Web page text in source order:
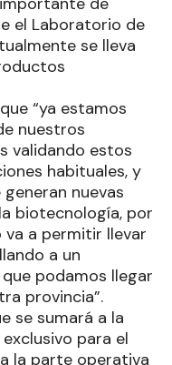
el Laboratorio de
se lleva
“ya estamos
nuestros
validando estos
habituales, y
nuevas
biotecnología, por
a permitir llevar
a un
podamos llegar
provincia”.
se sumará a la
para el
la parte operativa